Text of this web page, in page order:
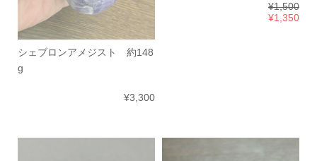
シェブロンアメジスト 約148
g
¥3,300
¥1,500
¥1,350